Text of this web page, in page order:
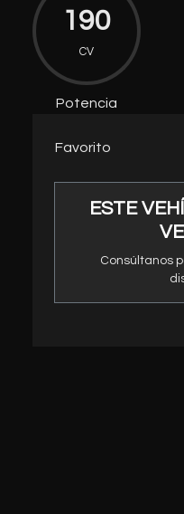
190
CV
Potencia
Favorito
ESTE
Consúltanos